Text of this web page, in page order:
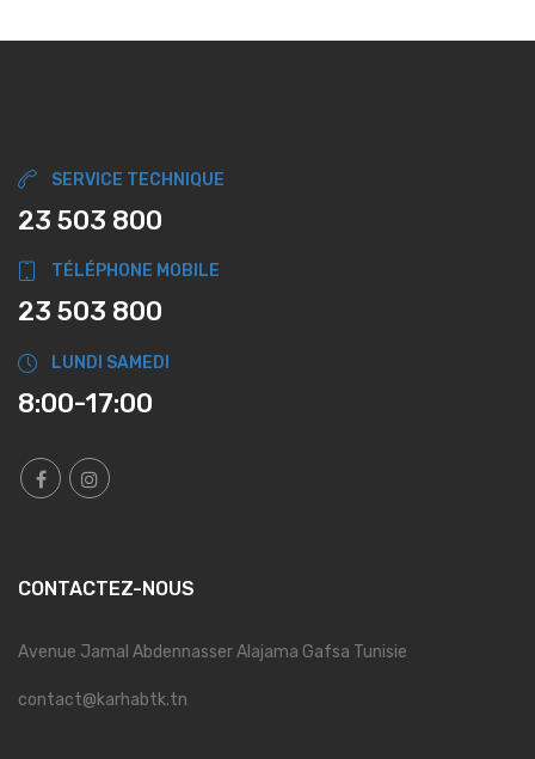
SERVICE TECHNIQUE
23 503 800
TÉLÉPHONE MOBILE
23 503 800
LUNDI SAMEDI
8:00-17:00
CONTACTEZ-NOUS
Avenue Jamal Abdennasser Alajama Gafsa Tunisie
contact@karhabtk.tn